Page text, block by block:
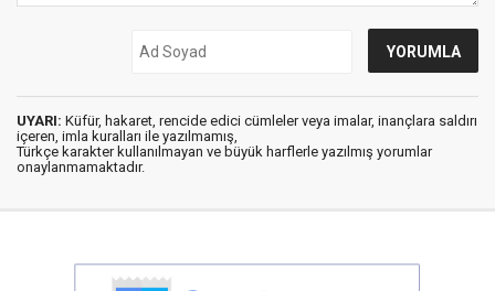
UYARI: Küfür, hakaret, rencide edici cümleler veya imalar, inançlara saldırı
içeren, imla kuralları ile yazılmamış,
Türkçe karakter kullanılmayan ve büyük harflerle yazılmış yorumlar
onaylanmamaktadır.